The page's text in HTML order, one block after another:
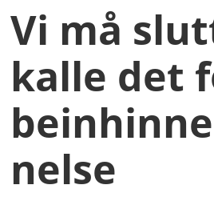
Vi må
kalle det
nelse